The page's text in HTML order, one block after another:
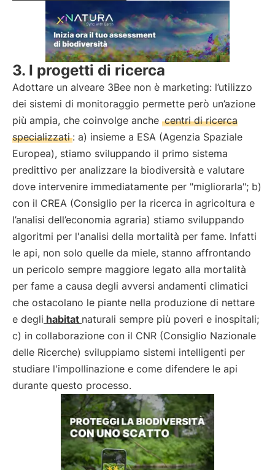
3. I progetti di ricerca
Adottare un alveare 3Bee non è marketing: l’utilizzo
dei sistemi di monitoraggio permette però un’azione
più ampia, che coinvolge anche centri di ricerca
specializzati : a) insieme a ESA (Agenzia Spaziale
Europea), stiamo sviluppando il primo sistema
predittivo per analizzare la biodiversità e valutare
dove intervenire immediatamente per "migliorarla"; b)
con il CREA (Consiglio per la ricerca in agricoltura e
l’analisi dell’economia agraria) stiamo sviluppando
algoritmi per l'analisi della mortalità per fame. Infatti
le api, non solo quelle da miele, stanno affrontando
un pericolo sempre maggiore legato alla mortalità
per fame a causa degli avversi andamenti climatici
che ostacolano le piante nella produzione di nettare
e degli habitat naturali sempre più poveri e inospitali;
c) in collaborazione con il CNR (Consiglio Nazionale
delle Ricerche) sviluppiamo sistemi intelligenti per
studiare l'impollinazione e come difendere le api
durante questo processo.